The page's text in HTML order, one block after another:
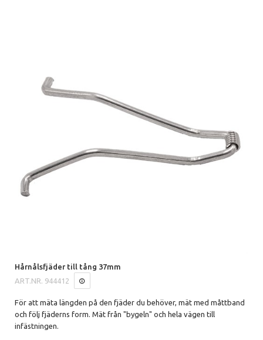
Hårnålsfjäder till tång 37mm
ART.NR. 944412
För att mäta längden på den fjäder du behöver, mät med måttband
och följ fjäderns form. Mät från "bygeln" och hela vägen till
infästningen.